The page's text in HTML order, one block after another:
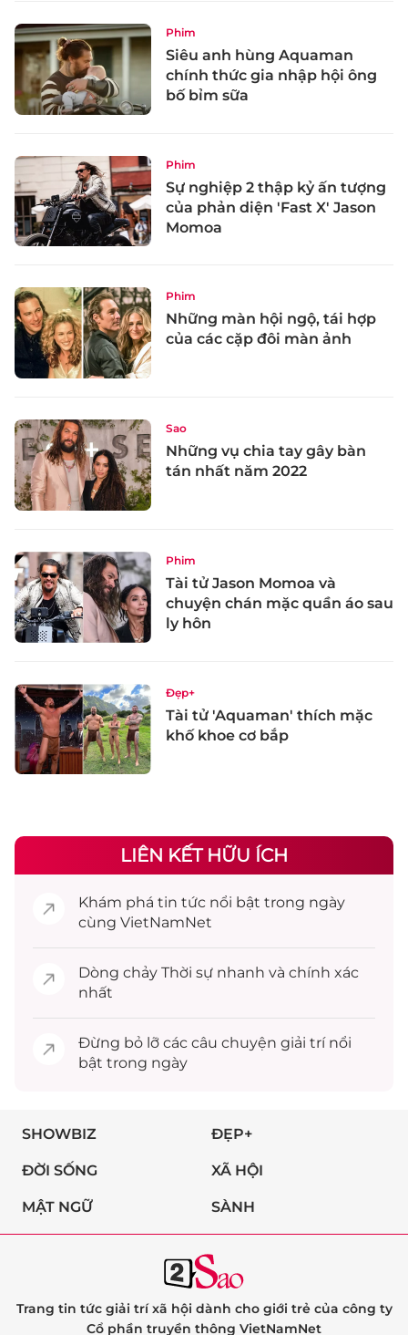
Phim
Siêu anh hùng Aquaman
chính thức gia nhập hội ông
bố bỉm sữa
Phim
Sự nghiệp 2 thập kỷ ấn tượng
của phản diện 'Fast X' Jason
Momoa
Phim
Những màn hội ngộ, tái hợp
của các cặp đôi màn ảnh
Sao
Những vụ chia tay gây bàn
tán nhất năm 2022
Phim
Tài tử Jason Momoa và
chuyện chán mặc quần áo sau
ly hôn
Đẹp+
Tài tử 'Aquaman' thích mặc
khố khoe cơ bắp
LIÊN KẾT HỮU ÍCH
Khám phá tin tức nổi bật trong ngày
cùng VietNamNet
Dòng chảy Thời sự nhanh và chính xác
nhất
Đừng bỏ lỡ các câu chuyện giải trínổi
bật trong ngày
SHOWBIZ ĐẸP+
ĐỜI SỐNG XÃ HỘI
MẬT NGỮ SÀNH
Trang tin tức giải trí xã hội dành cho giới trẻ của công ty
Cổ phần truyền thông VietNamNet